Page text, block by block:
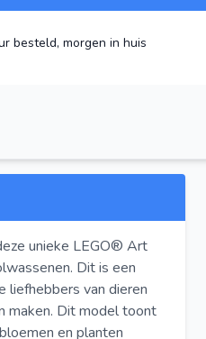
besteld, morgen in huis
unieke LEGO® Art
Dit is een
liefhebbers van dieren
maken. Dit model toont
en planten